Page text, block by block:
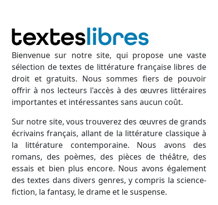
Bienvenue sur notre site, qui propose une vaste
sélection de textes de littérature française libres de
droit et gratuits. Nous sommes fiers de pouvoir
offrir à nos lecteurs l'accès à des œuvres littéraires
importantes et intéressantes sans aucun coût.
Sur notre site, vous trouverez des œuvres de grands
écrivains français, allant de la littérature classique à
la littérature contemporaine. Nous avons des
romans, des poèmes, des pièces de théâtre, des
essais et bien plus encore. Nous avons également
des textes dans divers genres, y compris la science-
fiction, la fantasy, le drame et le suspense.